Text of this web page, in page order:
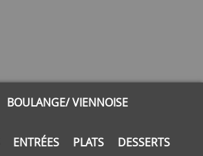
BOULANGE/ VIENNOISE
ENTRÉES PLATS DESSERTS